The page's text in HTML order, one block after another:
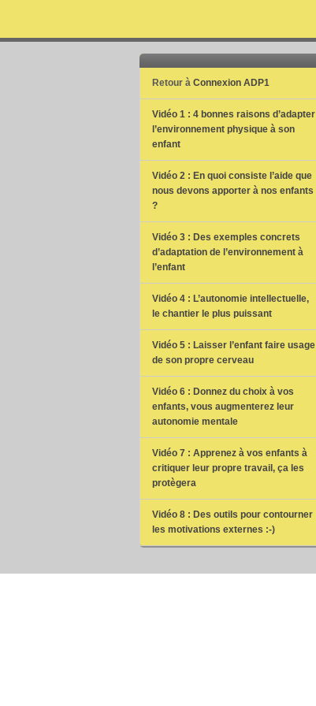
Retour à Connexion ADP1
Vidéo 1 : 4 bonnes raisons d’adapter
l’environnement physique à son
enfant
Vidéo 2 : En quoi consiste l’aide que
nous devons apporter à nos enfants
?
Vidéo 3 : Des exemples concrets
d’adaptation de l’environnement à
l’enfant
Vidéo 4 : L’autonomie intellectuelle,
le chantier le plus puissant
Vidéo 5 : Laisser l’enfant faire usage
de son propre cerveau
Vidéo 6 : Donnez du choix à vos
enfants, vous augmenterez leur
autonomie mentale
Vidéo 7 : Apprenez à vos enfants à
critiquer leur propre travail, ça les
protègera
Vidéo 8 : Des outils pour contourner
les motivations externes :-)